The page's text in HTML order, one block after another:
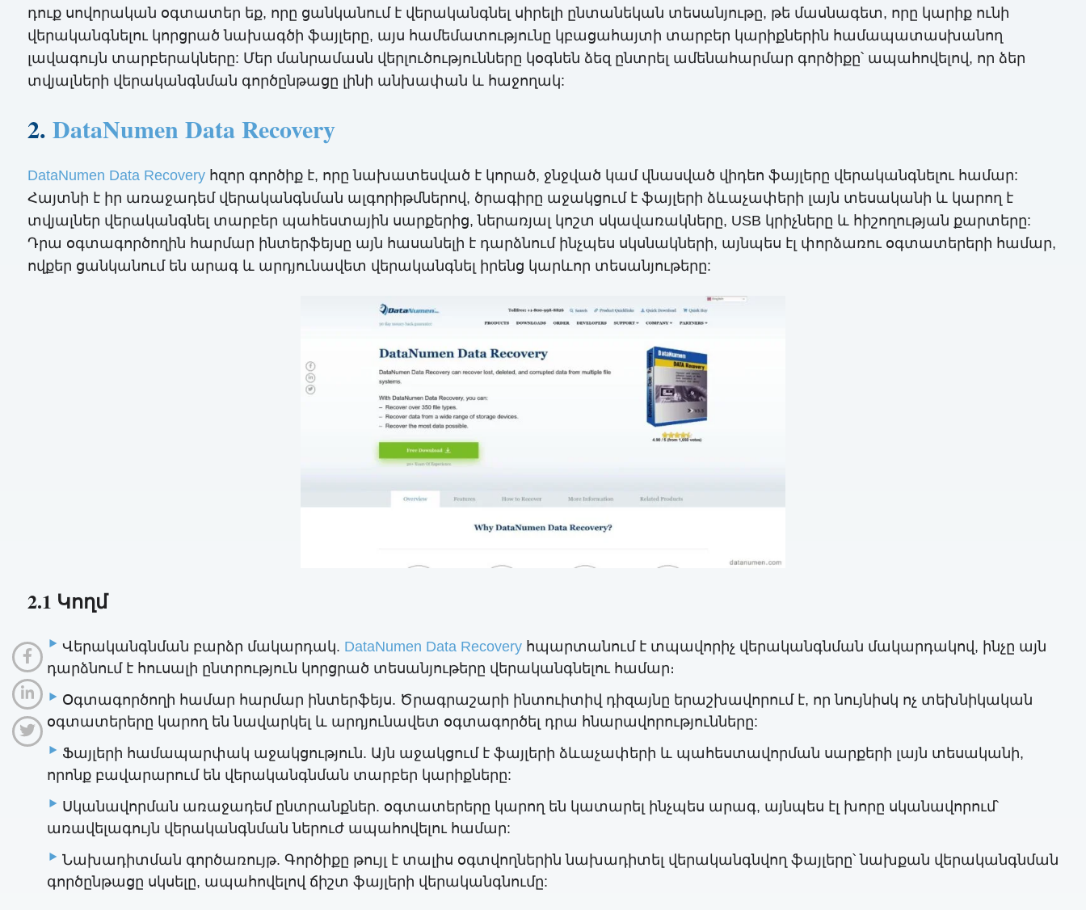
դուք սովորական օգտատեր եք, որը ցանկանում է վերականգնել սիրելի ընտանեկան տեսանյութը, թե մասնագետ, որը կարիք ունի
վերականգնելու կորցրած նախագծի ֆայլերը, այս համեմատությունը կբացահայտի տարբեր կարիքներին համապատասխանող
լավագույն տարբերակները: Մեր մանրամասն վերլուծությունները կօգնեն ձեզ ընտրել ամենահարմար գործիքը՝ ապահովելով, որ ձեր
տվյալների վերականգնման գործընթացը լինի անխափան և հաջողակ:
2. DataNumen Data Recovery
DataNumen Data Recoveryհզոր գործիք է, որը նախատեսված է կորած, ջնջված կամ վնասված վիդեո ֆայլերը վերականգնելու համար:
Հայտնի է իր առաջադեմ վերականգնման ալգորիթմներով, ծրագիրը աջակցում է ֆայլերի ձևաչափերի լայն տեսականի և կարող է
տվյալներ վերականգնել տարբեր պահեստային սարքերից, ներառյալ կոշտ սկավառակները, USB կրիչները և հիշողության քարտերը:
Դրա օգտագործողին հարմար ինտերֆեյսը այն հասանելի է դարձնում ինչպես սկսնակների, այնպես էլ փորձառու օգտատերերի համար,
ովքեր ցանկանում են արագ և արդյունավետ վերականգնել իրենց կարևոր տեսանյութերը:
2.1 Կողմ
Վերականգնման բարձր մակարդակ. DataNumen Data Recovery հպարտանում է տպավորիչ վերականգնման մակարդակով, ինչը այն
դարձնում է հուսալի ընտրություն կորցրած տեսանյութերը վերականգնելու համար։
Օգտագործողի համար հարմար ինտերֆեյս. Ծրագրաշարի ինտուիտիվ դիզայնը երաշխավորում է, որ նույնիսկ ոչ տեխնիկական
օգտատերերը կարող են նավարկել և արդյունավետ օգտագործել դրա հնարավորությունները:
Ֆայլերի համապարփակ աջակցություն. Այն աջակցում է ֆայլերի ձևաչափերի և պահեստավորման սարքերի լայն տեսականի,
որոնք բավարարում են վերականգնման տարբեր կարիքները:
Սկանավորման առաջադեմ ընտրանքներ. օգտատերերը կարող են կատարել ինչպես արագ, այնպես էլ խորը սկանավորում՝
առավելագույն վերականգնման ներուժ ապահովելու համար:
Նախադիտման գործառույթ. Գործիքը թույլ է տալիս օգտվողներին նախադիտել վերականգնվող ֆայլերը՝ նախքան վերականգնման
գործընթացը սկսելը, ապահովելով ճիշտ ֆայլերի վերականգնումը: